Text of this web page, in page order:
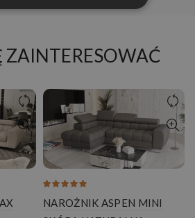
ZAINTERESOWAĆ
NAROŻNIK ASPEN MINI